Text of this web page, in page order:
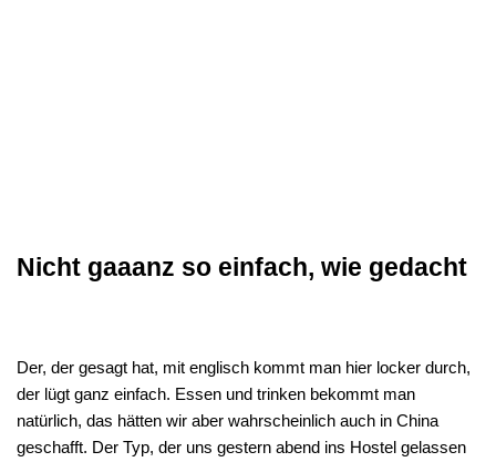
Nicht gaaanz so einfach, wie gedacht
Der, der gesagt hat, mit englisch kommt man hier locker durch,
der lügt ganz einfach. Essen und trinken bekommt man
natürlich, das hätten wir aber wahrscheinlich auch in China
geschafft. Der Typ, der uns gestern abend ins Hostel gelassen